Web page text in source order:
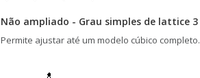
Não ampliado - Grau simples de lattice 3
Permite ajustar até um modelo cúbico completo.